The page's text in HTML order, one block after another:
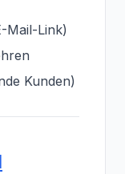
Mail-Link)
Kunden)